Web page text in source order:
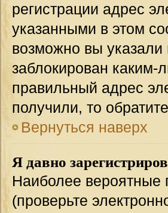
регистрации адрес
указанными в этом
возможно вы
заблокирован
правильный адрес
получили, то
Вернуться наверх
Я давно
Наиболее вероятные
(проверьте